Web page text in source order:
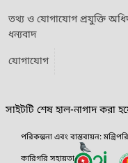
তথ্য ও যোগাযোগ প্রযুক্তি
ধন্যবাদ
যোগাযোগ
সাইটটি শেষ হাল-নাগাদ করা
পরিকল্পনা এবং বাস্তবায়ন:
কারিগরি সহায়তা